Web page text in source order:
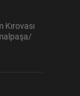
Kırovası